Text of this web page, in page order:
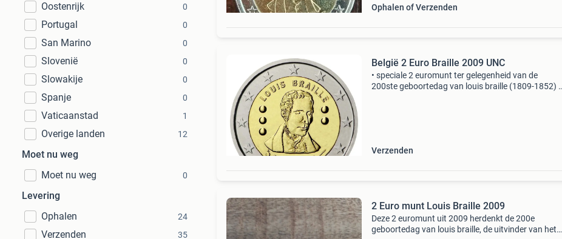
Oostenrijk 0
Portugal 0
San Marino 0
Slovenië 0
Slowakije 0
Spanje 0
Vaticaanstad 1
Overige landen 12
Moet nu weg
Moet nu weg
0
Levering
Ophalen
24
Verzenden 35
Ophalen of Verzenden
België 2 Euro Braille 2009 UNC
• speciale 2 euromunt ter gelegenheid van de
200ste geboortedag van louis braille (1809-1852) •
Verzenden
2 Euro munt Louis Braille 2009
Deze 2 euromunt uit 2009 herdenkt de 200e
geboortedag van louis braille, de uitvinder van het